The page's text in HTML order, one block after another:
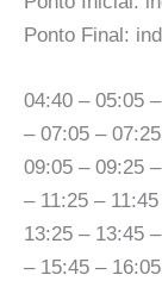
Ponto Final:
04:40 – 05:05
– 07:05 –
09:05 – 09:25
– 11:25 –
13:25 – 13:45
– 15:45 –